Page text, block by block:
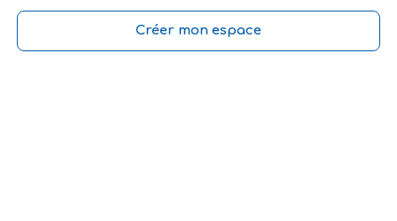
Créer mon espace